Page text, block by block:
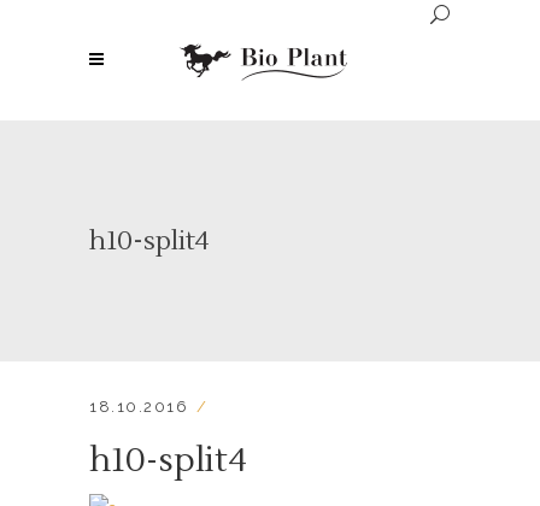
h10-split4
18.10.2016
h10-split4